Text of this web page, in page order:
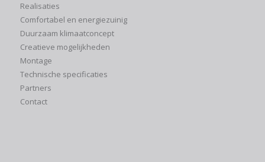
Realisaties
Comfortabel en energiezuinig
Duurzaam klimaatconcept
Creatieve mogelijkheden
Montage
Technische specificaties
Partners
Contact